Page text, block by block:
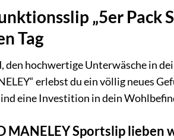
„5er Pack
Tag
den hochwertige Unterwäsche in
erlebst du ein völlig neues
eine Investition in dein
MANELEY Sportslip lieben